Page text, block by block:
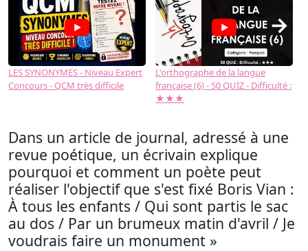
LES SYNONYMES - Niveau Expert
Concours - QCM très difficile
L'orthographe de la langue
française (6) - 50 QUIZ - Difficulté :
★★★
→
Dans un article de journal, adressé à une
revue poétique, un écrivain explique
pourquoi et comment un poète peut
réaliser l'objectif que s'est fixé Boris Vian :
À tous les enfants / Qui sont partis le sac
au dos / Par un brumeux matin d'avril / Je
voudrais faire un monument »